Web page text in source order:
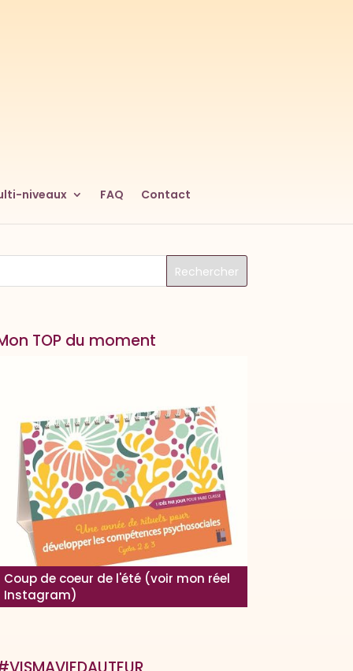
niveaux FAQ Contact
TOP du moment
Coup de coeur de l'été (voir mon réel
Instagram)